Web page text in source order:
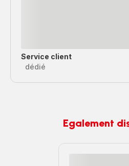
Service client
dédié
Egalement